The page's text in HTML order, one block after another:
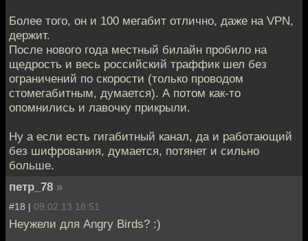
Более того, он и 100 мегабит отлично, даже на VPN,
держит.
После нового года местный билайн пробило на
щедрость и весь российский траффик шел без
ограничений по скорости (только проводом
стомегабитным, думается). А потом как-то
опомнились и лавочку прикрыли.
Ну а если есть гигабитный канал, да и работающий
без шифрования, думается, потянет и сильно
больше.
петр_78 »
#18 | 09.02.13 18:51
Неужели для Angry Birds? :)